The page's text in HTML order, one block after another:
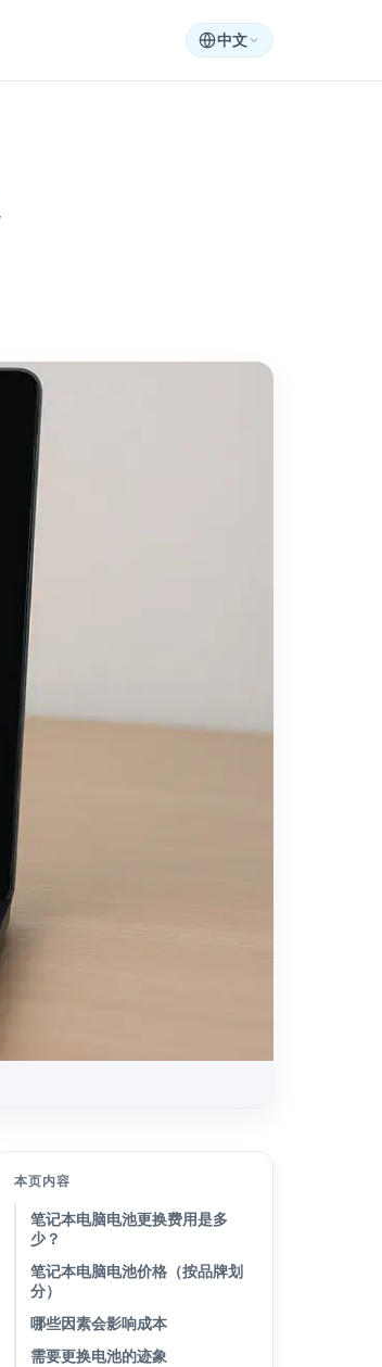
中文
本页内容
笔记本电脑电池更换费用是多
少？
笔记本电脑电池价格（按品牌划
分）
哪些因素会影响成本
需要更换电池的迹象